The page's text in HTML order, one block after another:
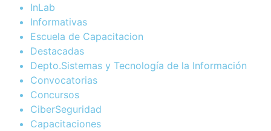
InLab
Informativas
Escuela de Capacitacion
Destacadas
Depto.Sistemas y Tecnología de la Información
Convocatorias
Concursos
CiberSeguridad
Capacitaciones